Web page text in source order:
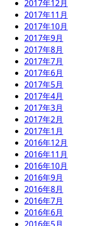
2017年12月
2017年11月
2017年10月
2017年9月
2017年8月
2017年7月
2017年6月
2017年5月
2017年4月
2017年3月
2017年2月
2017年1月
2016年12月
2016年11月
2016年10月
2016年9月
2016年8月
2016年7月
2016年6月